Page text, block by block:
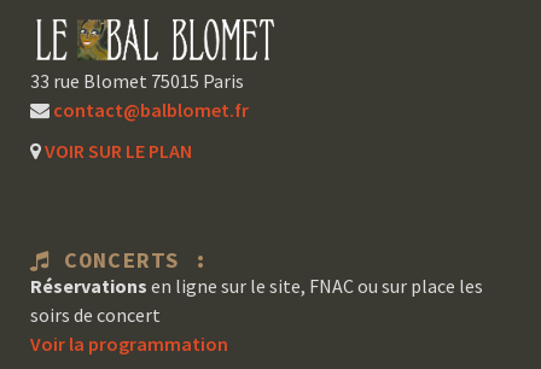
33 rue Blomet 75015 Paris
contact@balblomet.fr
VOIR SUR LE PLAN
CONCERTS :
Réservations en ligne sur le site, FNAC ou sur place les
soirs de concert
Voir la programmation